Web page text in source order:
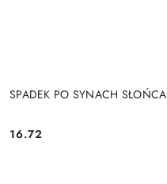
SPADEK PO SYNACH SŁOŃCA
Cena:
16.72